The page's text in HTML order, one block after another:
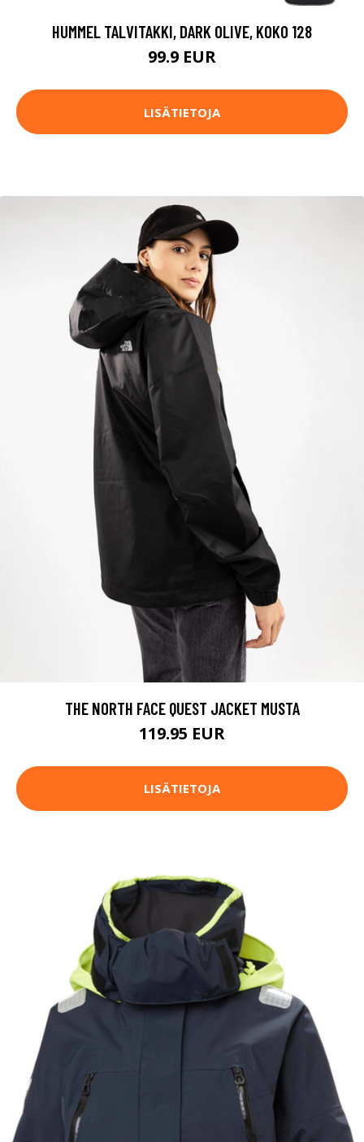
HUMMEL TALVITAKKI, DARK OLIVE, KOKO 128
99.9 EUR
LISÄTIETOJA
THE NORTH FACE QUEST JACKET MUSTA
119.95 EUR
LISÄTIETOJA